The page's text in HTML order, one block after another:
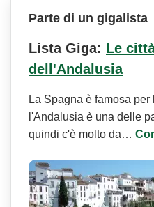
Parte di un gigalista
Lista Giga: Le
dell'Andalusia
La Spagna è famosa
l'Andalusia è una delle
quindi c'è molto da…